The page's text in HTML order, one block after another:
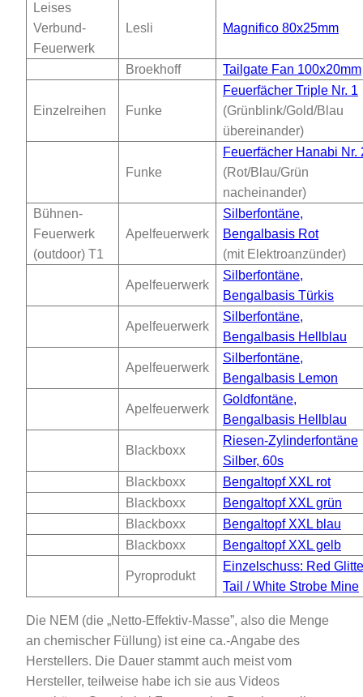
Leises
Verbund-
Feuerwerk
Lesli Magnifico 80x25mm
Broekhoff Tailgate Fan 100x20mm
Einzelreihen Funke
Feuerfächer Triple Nr. 1
(Grünblink/Gold/Blau
übereinander)
Funke
Feuerfächer Hanabi Nr.
(Rot/Blau/Grün
nacheinander)
Bühnen-
Feuerwerk
(outdoor) T1
Apelfeuerwerk
Silberfontäne,
Bengalbasis Rot
(mit Elektroanzünder)
Apelfeuerwerk
Silberfontäne,
Bengalbasis Türkis
Apelfeuerwerk
Silberfontäne,
Bengalbasis Hellblau
Apelfeuerwerk
Silberfontäne,
Bengalbasis Lemon
Apelfeuerwerk
Goldfontäne,
Bengalbasis Hellblau
Blackboxx
Riesen-Zylinderfontäne
Silber, 60s
Blackboxx
Bengaltopf XXL rot
Blackboxx
Bengaltopf XXL grün
Blackboxx
Bengaltopf XXL blau
Blackboxx
Bengaltopf XXL gelb
Pyroprodukt
Einzelschuss: Red
Tail / White Strobe Mine
Die NEM (die „Netto-Effektiv-Masse”, also die Menge
an chemischer Füllung) ist eine ca.-Angabe des
Herstellers. Die Dauer stammt auch meist vom
Hersteller, teilweise habe ich sie aus Videos